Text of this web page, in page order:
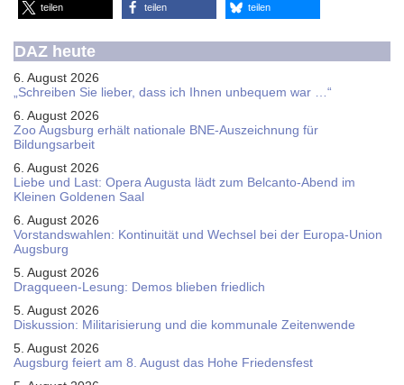
teilen teilen teilen
DAZ heute
6. August 2026
„Schreiben Sie lieber, dass ich Ihnen unbequem war …“
6. August 2026
Zoo Augsburg erhält nationale BNE-Auszeichnung für
Bildungsarbeit
6. August 2026
Liebe und Last: Opera Augusta lädt zum Belcanto-Abend im
Kleinen Goldenen Saal
6. August 2026
Vorstandswahlen: Kontinuität und Wechsel bei der Europa-Union
Augsburg
5. August 2026
Dragqueen-Lesung: Demos blieben friedlich
5. August 2026
Diskussion: Mi­li­ta­ri­sie­rung und die kommunale Zeitenwende
5. August 2026
Augsburg feiert am 8. August das Hohe Friedensfest